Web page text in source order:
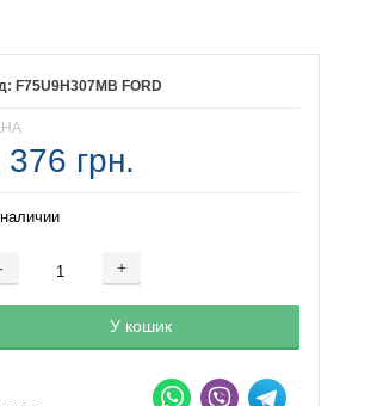
F75U9H307MB FORD
376 грн.
+
Добавляется...
У кошик
Добавлен